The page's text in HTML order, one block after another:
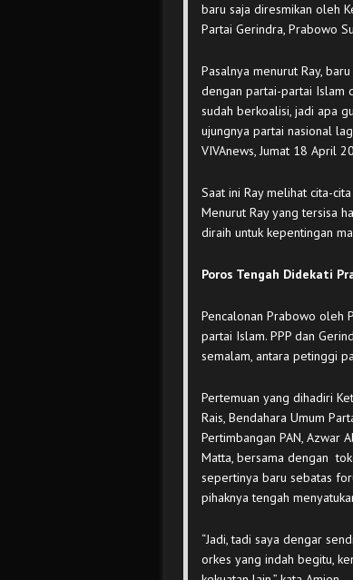
baru saja diresmikan oleh
Partai Gerindra, Prabowo
Pasalnya menurut Ray,
dengan partai-partai Islam
sudah berkoalisi, jadi apa
ujungnya partai nasional
VIVAnews, Jumat 18 April
Saat ini Ray melihat cita-
Menurut Ray yang tersisa
diraih untuk kepentingan
Poros Tengah Didekati
Pencalonan Prabowo oleh
partai Islam. PPP dan
semalam, antara petinggi
Pertemuan yang dihadiri
Rais, Bendahara Umum
Pertimbangan PAN, Azwar
Matta, bersama dengan
sepertinya baru sebatas
pihaknya tengah
“Jadi, tadi saya dengar
orkes yang indah begitu,